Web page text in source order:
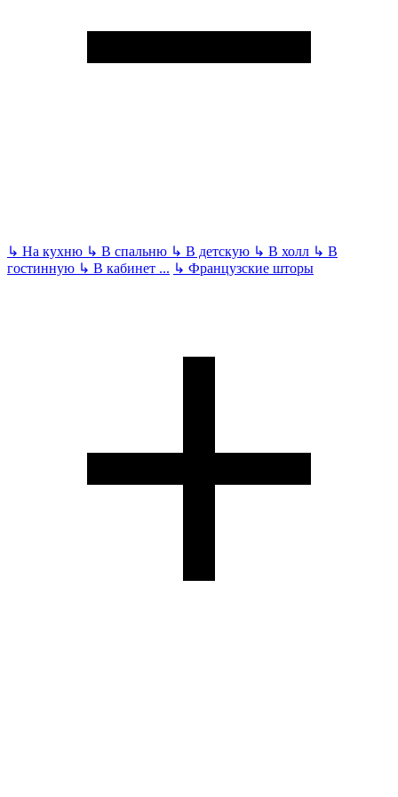
↳ На кухню ↳ В спальню ↳ В детскую ↳ В холл ↳ В
гостинную ↳ В кабинет ... ↳ Французские шторы